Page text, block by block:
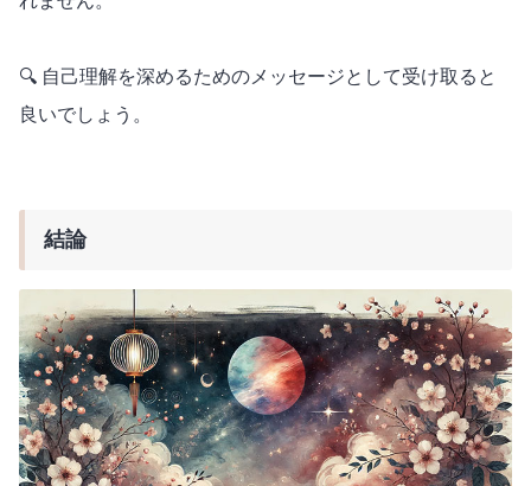
🔍 自己理解を深めるためのメッセージとして受け取ると
良いでしょう。
結論